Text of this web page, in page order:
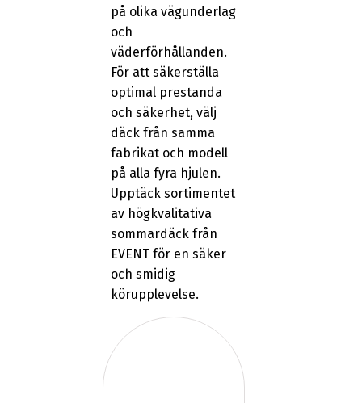
på olika vägunderlag
och
väderförhållanden.
För att säkerställa
optimal prestanda
och säkerhet, välj
däck från samma
fabrikat och modell
på alla fyra hjulen.
Upptäck sortimentet
av högkvalitativa
sommardäck från
EVENT för en säker
och smidig
körupplevelse.